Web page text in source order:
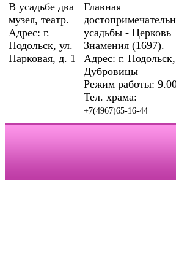
В усадьбе два
музея, театр.
Адрес: г.
Подольск, ул.
Парковая, д. 1
Главная
усадьбы - Церковь
Знамения (1697).
Адрес: г.
Дубровицы
Режим работы:
Тел. храма:
+7(4967)65-16-44